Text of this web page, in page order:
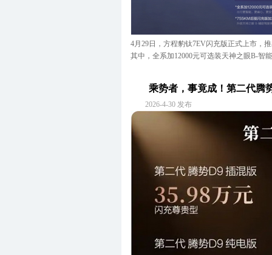
4月29日，方程豹钛7EV闪充版正式上市，
其中，全系加12000元可选装天神之眼B-智
乘势者，事竟成！第二代腾
2026-4-30 发布